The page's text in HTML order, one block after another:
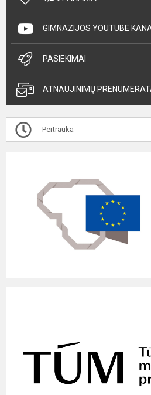
GIMNAZIJOS YOUTUBE
PASIEKIMAI
ATNAUJINIMŲ
Pertrauka